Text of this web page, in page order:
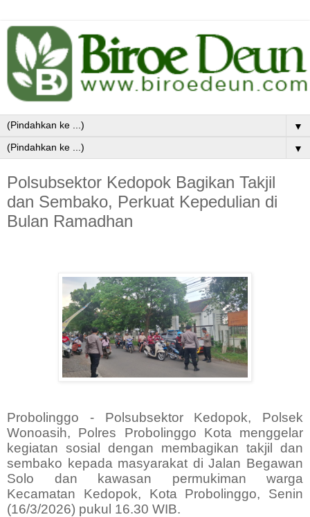
▼
▼
Polsubsektor Kedopok Bagikan Takjil
dan Sembako, Perkuat Kepedulian di
Bulan Ramadhan
Probolinggo - Polsubsektor Kedopok, Polsek
Wonoasih, Polres Probolinggo Kota menggelar
kegiatan sosial dengan membagikan takjil dan
sembako kepada masyarakat di Jalan Begawan
Solo dan kawasan permukiman warga
Kecamatan Kedopok, Kota Probolinggo, Senin
(16/3/2026) pukul 16.30 WIB.